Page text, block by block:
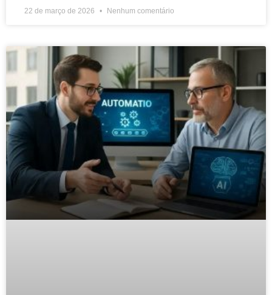
22 de março de 2026 Nenhum comentário